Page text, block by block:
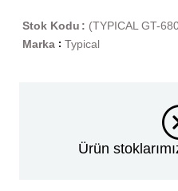
(TYPICAL GT-
Stok Kodu
Marka : Typical
Ürün